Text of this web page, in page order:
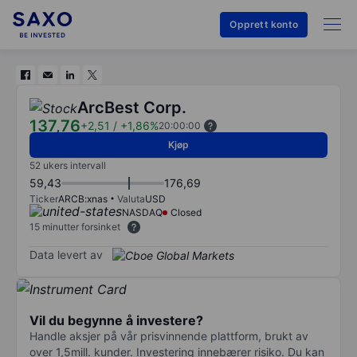
Opprett konto
ArcBest Corp.
137,76+2,51 / +1,86%20:00:00
Kjøp
52 ukers intervall
59,43 176,69
TickerARCB:xnas ValutaUSD
NASDAQ
Closed
15 minutter forsinket
Data levert av
Vil du begynne å investere?
Handle aksjer på vår prisvinnende plattform, brukt av
over 1,5mill. kunder. Investering innebærer risiko. Du kan